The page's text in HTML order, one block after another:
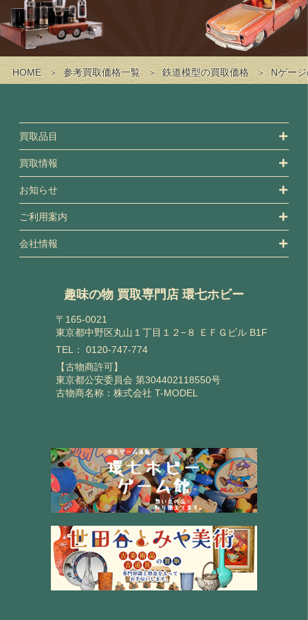
HOME 参考買取価格一覧 鉄道模型の買取価格 Nゲー
買取品目
買取情報
お知らせ
ご利用案内
会社情報
趣味の物 買取専門店 環七ホビー
〒165-0021
東京都中野区丸山１丁目１２−８ ＥＦＧビル B1F
TEL： 0120-747-774
【古物商許可】
東京都公安委員会 第304402118550号
古物商名称：株式会社 T-MODEL